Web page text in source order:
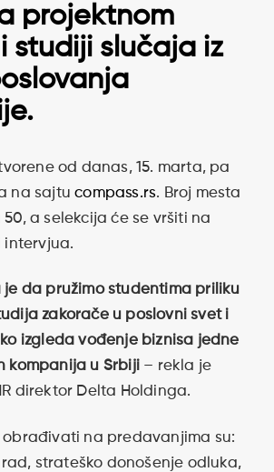
projektnom
studiji slučaja iz
od danas, 15. marta, pa
na sajtucompass.rs. Broj mesta
a selekcija će se vršiti na
intervjua.
da pružimo studentima priliku
zakorače u poslovni svet i
izgleda vođenje biznisa jedne
kompanija u Srbiji – rekla je
direktor Delta Holdinga.
obrađivati na predavanjima su:
rad, strateško donošenje odluka,